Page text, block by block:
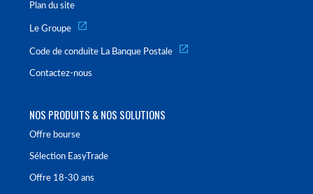
Plan du site
Le Groupe
Code de conduite La Banque Postale
Contactez-nous
NOS PRODUITS & NOS SOLUTIONS
Offre bourse
Sélection EasyTrade
Offre 18-30 ans